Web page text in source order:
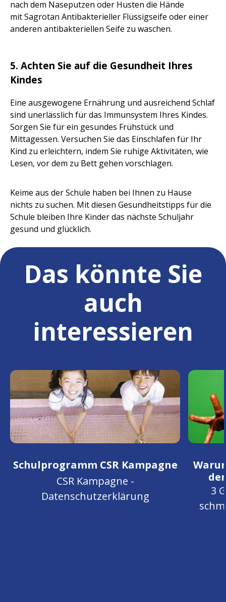
nach dem Naseputzen oder Husten die Hände
mit Sagrotan Antibakterieller Flüssigseife oder einer
anderen antibakteriellen Seife zu waschen.
5. Achten Sie auf die Gesundheit Ihres
Kindes
Eine ausgewogene Ernährung und ausreichend Schlaf
sind unerlässlich für das Immunsystem Ihres Kindes.
Sorgen Sie für ein gesundes Frühstück und
Mittagessen. Versuchen Sie das Einschlafen für Ihr
Kind zu erleichtern, indem Sie ruhige Aktivitäten, wie
Lesen, vor dem zu Bett gehen vorschlagen.
Keime aus der Schule haben bei Ihnen zu Hause
nichts zu suchen. Mit diesen Gesundheitstipps für die
Schule bleiben Ihre Kinder das nächste Schuljahr
gesund und glücklich.
Das könnte Sie
auch
interessieren
Schulprogramm CSR Kampagne
CSR Kampagne -
Datenschutzerklärung
3